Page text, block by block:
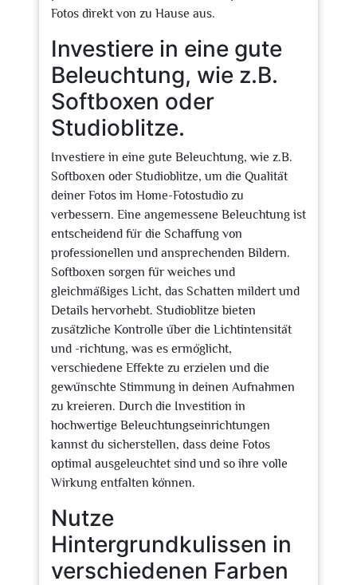
Fotos direkt von zu Hause aus.
Investiere in eine gute
Beleuchtung, wie z.B.
Softboxen oder
Studioblitze.
Investiere in eine gute Beleuchtung, wie z.B.
Softboxen oder Studioblitze, um die Qualität
deiner Fotos im Home-Fotostudio zu
verbessern. Eine angemessene Beleuchtung ist
entscheidend für die Schaffung von
professionellen und ansprechenden Bildern.
Softboxen sorgen für weiches und
gleichmäßiges Licht, das Schatten mildert und
Details hervorhebt. Studioblitze bieten
zusätzliche Kontrolle über die Lichtintensität
und -richtung, was es ermöglicht,
verschiedene Effekte zu erzielen und die
gewünschte Stimmung in deinen Aufnahmen
zu kreieren. Durch die Investition in
hochwertige Beleuchtungseinrichtungen
kannst du sicherstellen, dass deine Fotos
optimal ausgeleuchtet sind und so ihre volle
Wirkung entfalten können.
Nutze
Hintergrundkulissen in
verschiedenen Farben